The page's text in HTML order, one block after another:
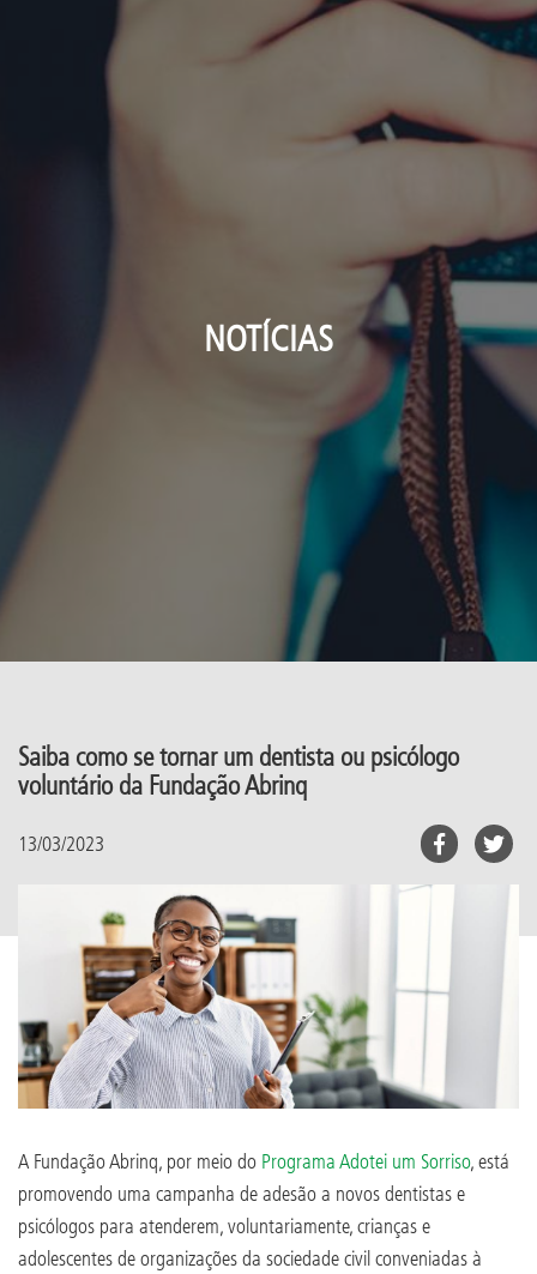
NOTÍCIAS
Saiba como se tornar um dentista ou psicólogo
voluntário da Fundação Abrinq
13/03/2023
A Fundação Abrinq, por meio do Programa Adotei um Sorriso, está
promovendo uma campanha de adesão a novos dentistas e
psicólogos para atenderem, voluntariamente, crianças e
adolescentes de organizações da sociedade civil conveniadas à